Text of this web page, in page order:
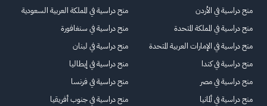
منح دراسية في الأردن
منح دراسية في المملكة المتحدة
منح دراسية في الإمارات العربية المتحدة
منح دراسية في كندا
منح دراسية في مصر
منح دراسية في ألمانيا
منح دراسية في المملكة العربية السعودية
منح دراسية في سنغافورة
منح دراسية في لبنان
منح دراسية في إيطاليا
منح دراسية في فرنسا
منح دراسية في جنوب أفريقيا